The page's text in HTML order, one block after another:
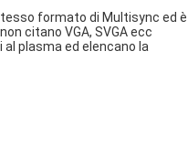
formato di Multisync ed è
citano VGA, SVGA ecc
plasma ed elencano la